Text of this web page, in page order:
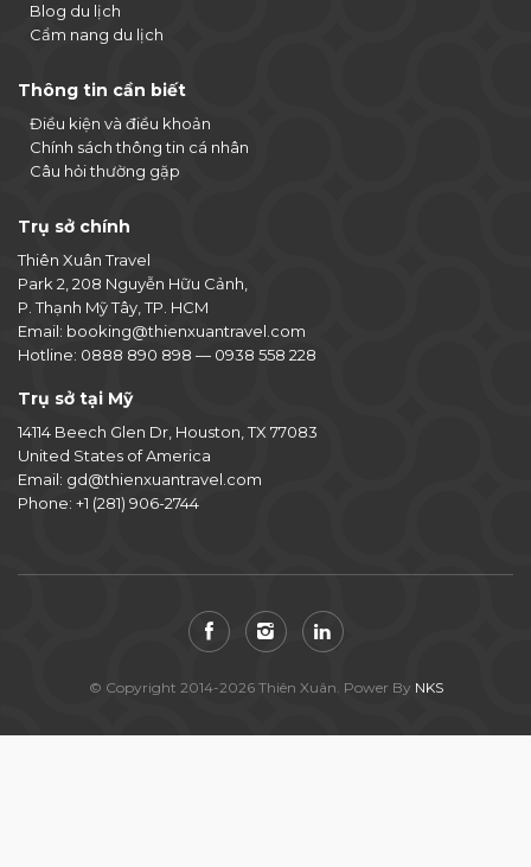
Blog du lịch
Cẩm nang du lịch
Thông tin cần biết
Điều kiện và điều khoản
Chính sách thông tin cá nhân
Câu hỏi thường gặp
Trụ sở chính
Thiên Xuân Travel
Park 2, 208 Nguyễn Hữu Cảnh,
P. Thạnh Mỹ Tây, TP. HCM
Email: booking@thienxuantravel.com
Hotline: 0888 890 898 — 0938 558 228
Trụ sở tại Mỹ
14114 Beech Glen Dr, Houston, TX 77083
United States of America
Email: gd@thienxuantravel.com
Phone: +1 (281) 906-2744
© Copyright 2014-2026 Thiên Xuân. Power By NKS